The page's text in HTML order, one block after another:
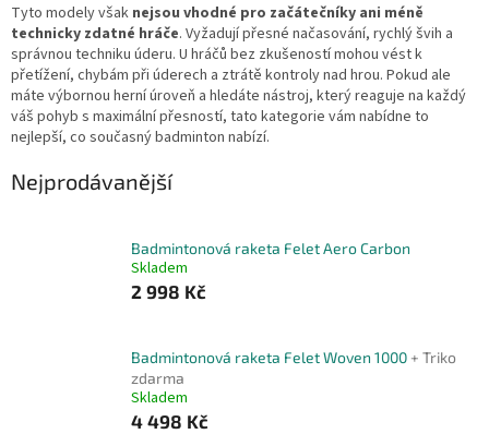
Tyto modely však nejsou vhodné pro začátečníky ani méně
technicky zdatné hráče. Vyžadují přesné načasování, rychlý švih a
správnou techniku úderu. U hráčů bez zkušeností mohou vést k
přetížení, chybám při úderech a ztrátě kontroly nad hrou. Pokud ale
máte výbornou herní úroveň a hledáte nástroj, který reaguje na každý
váš pohyb s maximální přesností, tato kategorie vám nabídne to
nejlepší, co současný badminton nabízí.
Nejprodávanější
Badmintonová raketa Felet Aero Carbon
Skladem
2 998 Kč
Badmintonová raketa Felet Woven 1000 + Triko
zdarma
Skladem
4 498 Kč